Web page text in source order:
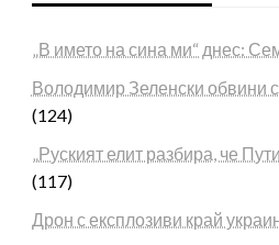
„В името на сина ми“ днес:
Володимир Зеленски обвини
(124)
„Руският елит разбира, че
(117)
Дрон с експлозиви край